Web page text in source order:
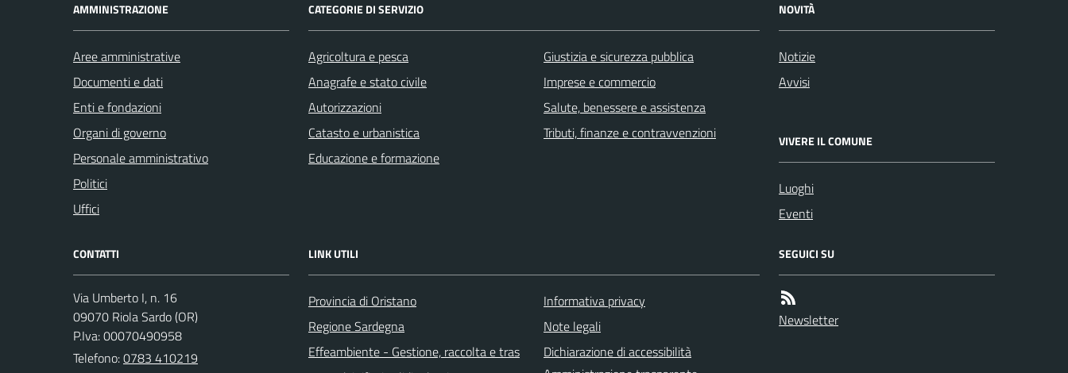
AMMINISTRAZIONE
Aree amministrative
Documenti e dati
Enti e fondazioni
Organi di governo
Personale amministrativo
Politici
Uffici
CATEGORIE DI SERVIZIO
Agricoltura e pesca
Anagrafe e stato civile
Autorizzazioni
Catasto e urbanistica
Educazione e formazione
Giustizia e sicurezza pubblica
Imprese e commercio
Salute, benessere e assistenza
Tributi, finanze e contravvenzioni
NOVITÀ
Notizie
Avvisi
VIVERE IL COMUNE
Luoghi
Eventi
CONTATTI
Via Umberto I, n. 16
09070 Riola Sardo (OR)
P.Iva: 00070490958
Telefono:0783 410219
LINK UTILI
Provincia di Oristano
Regione Sardegna
Effeambiente - Gestione, raccolta e tras
Informativa privacy
Note legali
Dichiarazione di accessibilità
SEGUICI SU
Newsletter